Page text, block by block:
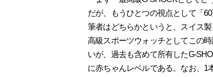
だが、もうひとつの視点として「
筆者はどちらかというと、スイス
高級スポーツウォッチとしてこの
いが、過去も含めて所有したG-
に赤ちゃんレベルである。なお、1